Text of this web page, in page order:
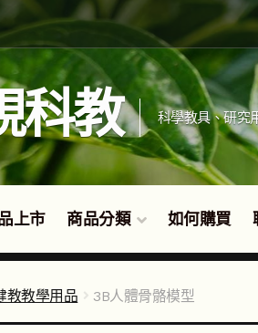
科教 科學教具、研究
上市 商品分類 如何購買
教教學用品 3B人體骨骼模型